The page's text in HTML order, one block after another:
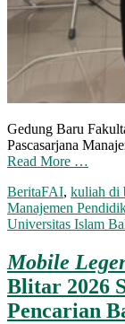
Gedung Baru
Pascasarjana
Read More …
BeritaFAI, kuliah di
Manajemen
Universitas Islam
Mobile
Blitar 2026
Pencarian